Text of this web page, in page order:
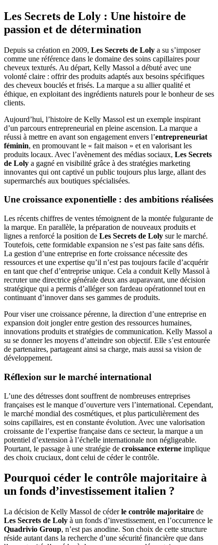
Les Secrets de Loly : Une histoire de
passion et de détermination
Depuis sa création en 2009, Les Secrets de Loly a su s’imposer
comme une référence dans le domaine des soins capillaires pour
cheveux texturés. Au départ, Kelly Massol a débuté avec une
volonté claire : offrir des produits adaptés aux besoins spécifiques
des cheveux bouclés et frisés. La marque a su allier qualité et
éthique, en exploitant des ingrédients naturels pour le bonheur de ses
clients.
Aujourd’hui, l’histoire de Kelly Massol est un exemple inspirant
d’un parcours entrepreneurial en pleine ascension. La marque a
réussi à mettre en avant son engagement envers l’entrepreneuriat
féminin, en promouvant le « fait maison » et en valorisant les
produits locaux. Avec l’avènement des médias sociaux, Les Secrets
de Loly a gagné en visibilité grâce à des stratégies marketing
innovantes qui ont captivé un public toujours plus large, allant des
supermarchés aux boutiques spécialisées.
Une croissance exponentielle : des ambitions réalisées
Les récents chiffres de ventes témoignent de la montée fulgurante de
la marque. En parallèle, la préparation de nouveaux produits et
lignes a renforcé la position de Les Secrets de Loly sur le marché.
Toutefois, cette formidable expansion ne s’est pas faite sans défis.
La gestion d’une entreprise en forte croissance nécessite des
ressources et une expertise qu’il n’est pas toujours facile d’acquérir
en tant que chef d’entreprise unique. Cela a conduit Kelly Massol à
recruter une directrice générale deux ans auparavant, une décision
stratégique qui a permis d’alléger son fardeau opérationnel tout en
continuant d’innover dans ses gammes de produits.
Pour viser une croissance pérenne, la direction d’une entreprise en
expansion doit jongler entre gestion des ressources humaines,
innovations produits et stratégies de communication. Kelly Massol a
su se donner les moyens d’atteindre son objectif. Elle s’est entourée
de partenaires, partageant ainsi sa charge, mais aussi sa vision de
développement.
Réflexion sur le marché international
L’une des détresses dont souffrent de nombreuses entreprises
françaises est le manque d’ouverture vers l’international. Cependant,
le marché mondial des cosmétiques, et plus particulièrement des
soins capillaires, est en constante évolution. Avec une valorisation
croissante de l’expertise française dans ce secteur, la marque a un
potentiel d’extension à l’échelle internationale non négligeable.
Pourtant, le passage à une stratégie de croissance externe implique
des choix cruciaux, dont celui de céder le contrôle.
Pourquoi céder le contrôle majoritaire à
un fonds d’investissement italien ?
La décision de Kelly Massol de céderle contrôle majoritaire de
Les Secrets de Loly à un fonds d’investissement, en l’occurrence le
Quadrivio Group, n’est pas anodine. Son choix de cette structure
réside autant dans la recherche d’une sécurité financière que dans